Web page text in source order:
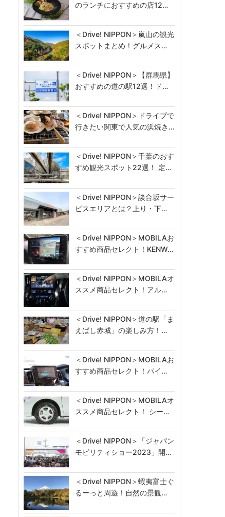
のランチにおすすめの店12…
＜Drive! NIPPON＞嵐山の観光
スポットまとめ！グルメス…
＜Drive! NIPPON＞【群馬県】
おすすめの道の駅12選！ド…
＜Drive! NIPPON＞ドライブで
行きたい関東で人気の浜焼き…
＜Drive! NIPPON＞千葉のおす
すめ観光スポット22選！ 定…
＜Drive! NIPPON＞談合坂サー
ビスエリアとは？上り・下…
＜Drive! NIPPON＞MOBILAお
すすめ商品セレクト！KENW…
＜Drive! NIPPON＞MOBILAオ
ススメ商品セレクト！アル…
＜Drive! NIPPON＞道の駅「ま
えばし赤城」の楽しみ方！…
＜Drive! NIPPON＞MOBILAお
すすめ商品セレクト！パイ…
＜Drive! NIPPON＞MOBILAオ
ススメ商品セレクト！ シー…
＜Drive! NIPPON＞「ジャパン
モビリティショー2023」開…
＜Drive! NIPPON＞蝦夷富士ぐ
るーっと周遊！自然の景観…